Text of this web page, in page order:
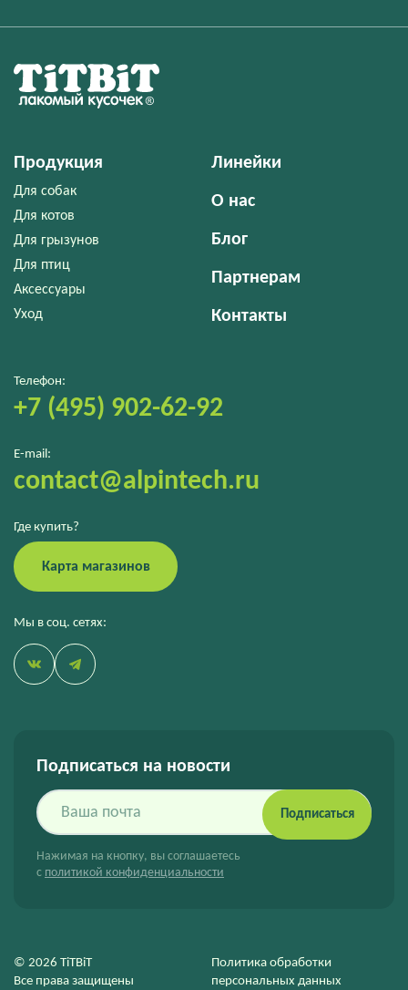
Телефон:
+7 (495) 902-62-92
E-mail:
contact@alpintech.ru
Мы в соц. сетях:
Где купить?
Карта магазинов
Продукция
Для собак
Для котов
Для грызунов
Для птиц
Аксессуары
Уход
Линейки
О нас
Блог
Партнерам
Контакты
Подписаться на новости
Подписаться
Нажимая на кнопку, вы соглашаетесь
с политикой конфиденциальности
© 2026 TiTBiT
Все права защищены
Политика обработки
персональных данных